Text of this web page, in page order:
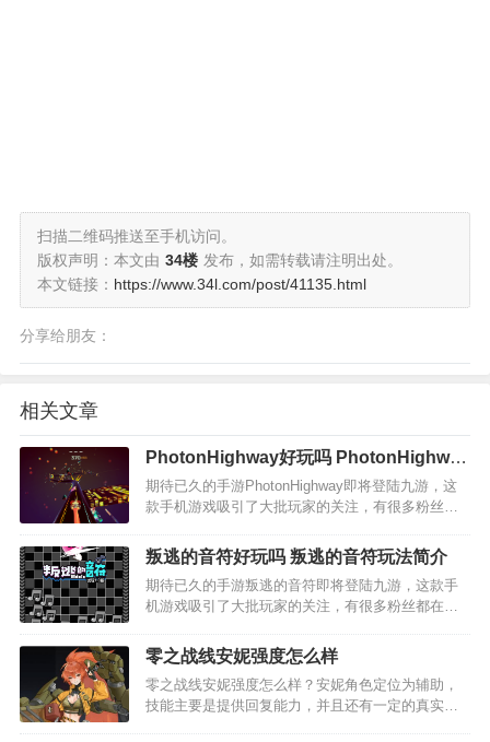
扫描二维码推送至手机访问。
版权声明：本文由 34楼 发布，如需转载请注明出处。
本文链接： https://www.34l.com/post/41135.html
分享给朋友：
相关文章
PhotonHighway好玩吗 PhotonHighway
玩法简介
期待已久的手游PhotonHighway即将登陆九游，这
款手机游戏吸引了大批玩家的关注，有很多粉丝都
PhotonHighway值不值得玩？现在就为大家来简单
分析下，看看这款游戏的玩法特点和游戏剧…
叛逃的音符好玩吗 叛逃的音符玩法简介
期待已久的手游叛逃的音符即将登陆九游，这款手
机游戏吸引了大批玩家的关注，有很多粉丝都在问
玩？现在就为大家来简单分析下，看看这款游戏的
玩法特点和游戏剧情介绍。 1、叛逃的音符简要评
析： 这是儿时…
零之战线安妮强度怎么样
零之战线安妮强度怎么样？安妮角色定位为辅助，
技能主要是提供回复能力，并且还有一定的真实伤